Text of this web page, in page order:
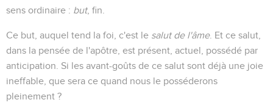
sens ordinaire : but, fin.
Ce but, auquel tend la foi, c'est le salut de l'âme. Et ce salut,
dans la pensée de l'apôtre, est présent, actuel, possédé par
anticipation. Si les avant-goûts de ce salut sont déjà une joie
ineffable, que sera ce quand nous le posséderons
pleinement ?